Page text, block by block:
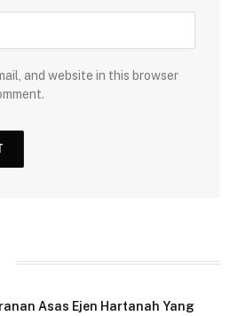
and website in this browser
Asas Ejen Hartanah Yang